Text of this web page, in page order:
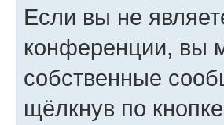
Если вы не
конференции, вы
собственные
щёлкнув по кнопке